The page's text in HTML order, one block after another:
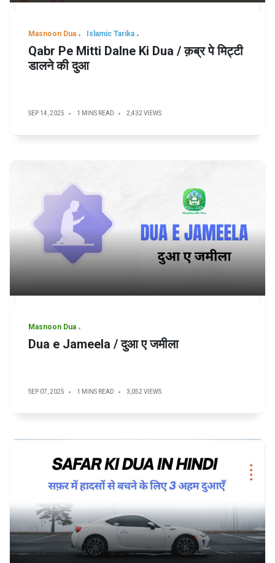
Masnoon Dua Islamic Tarika
Qabr Pe Mitti Dalne Ki Dua / क़ब्र पे मिट्टी
डालने की दुआ
SEP 14, 2025 1 MINS READ 2,432 VIEWS
Masnoon Dua
Dua e Jameela / दुआ ए जमीला
SEP 07, 2025 1 MINS READ 3,052 VIEWS